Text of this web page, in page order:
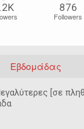
876
Followers
Εβδομάδας
[σε